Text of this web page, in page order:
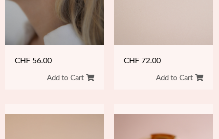
CHF 56.00
Add to Cart
CHF 72.00
Add to Cart